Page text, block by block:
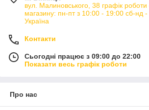
вул. Малиновського, 38 графік роботи
магазину: пн-пт з 10:00 - 19:00 сб-нд -
Україна
Контакти
Сьогодні працює з 09:00 до 22:00
Показати весь графік роботи
Про нас